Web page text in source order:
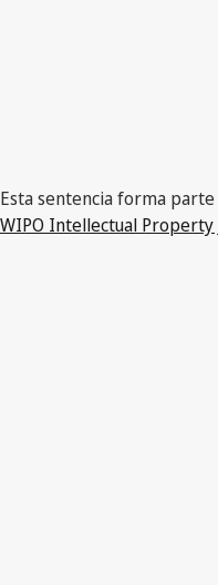
Esta sentencia forma
WIPO Intellectual Property